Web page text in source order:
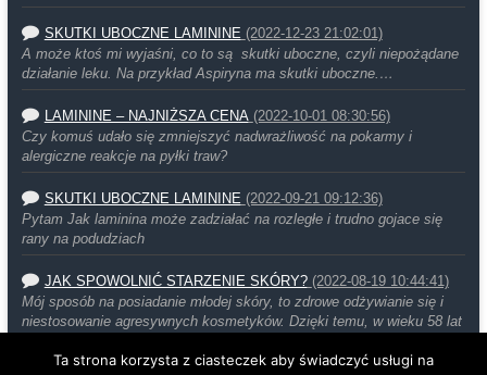
SKUTKI UBOCZNE LAMININE (2022-12-23 21:02:01)
A może ktoś mi wyjaśni, co to są skutki uboczne, czyli niepożądane
działanie leku. Na przykład Aspiryna ma skutki uboczne.…
LAMININE – NAJNIŻSZA CENA (2022-10-01 08:30:56)
Czy komuś udało się zmniejszyć nadwrażliwość na pokarmy i
alergiczne reakcje na pyłki traw?
SKUTKI UBOCZNE LAMININE (2022-09-21 09:12:36)
Pytam Jak laminina może zadziałać na rozległe i trudno gojace się
rany na podudziach
JAK SPOWOLNIĆ STARZENIE SKÓRY? (2022-08-19 10:44:41)
Mój sposób na posiadanie młodej skóry, to zdrowe odżywianie się i
niestosowanie agresywnych kosmetyków. Dzięki temu, w wieku 58 lat
Ta strona korzysta z ciasteczek aby świadczyć usługi na